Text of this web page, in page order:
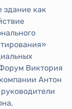
здание как
Виктория
Антон